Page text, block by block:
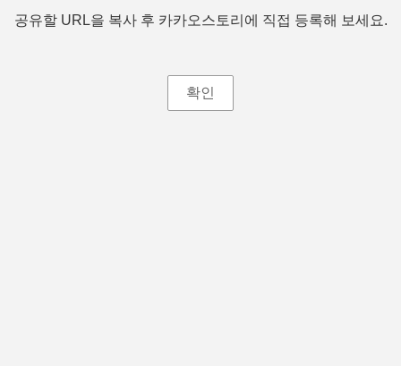
공유할 URL을 복사 후 카카오스토리에 직접 등록해 보세요.
확인